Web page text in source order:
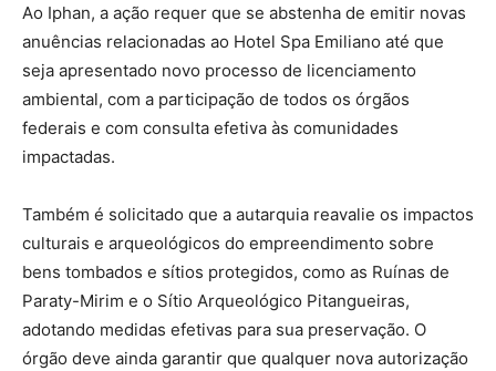
Ao Iphan, a ação requer que se abstenha de emitir novas
anuências relacionadas ao Hotel Spa Emiliano até que
seja apresentado novo processo de licenciamento
ambiental, com a participação de todos os órgãos
federais e com consulta efetiva às comunidades
impactadas.
Também é solicitado que a autarquia reavalie os impactos
culturais e arqueológicos do empreendimento sobre
bens tombados e sítios protegidos, como as Ruínas de
Paraty-Mirim e o Sítio Arqueológico Pitangueiras,
adotando medidas efetivas para sua preservação. O
órgão deve ainda garantir que qualquer nova autorização